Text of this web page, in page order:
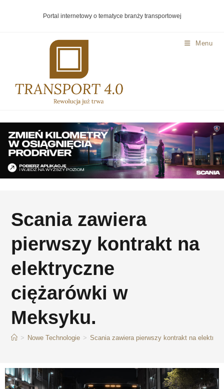
Portal internetowy o tematyce branży transportowej
Menu
Scania zawiera
pierwszy kontrakt na
elektryczne
ciężarówki w
Meksyku.
> Nowe Technologie > Scania zawiera pierwszy kontrakt na